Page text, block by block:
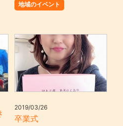
地域のイベント
2019/03/26
卒業式